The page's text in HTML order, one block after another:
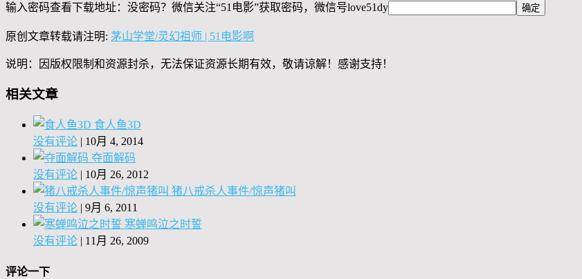
输入密码查看下载地址：没密码？微信关注“51电影”获取密码，微信号love51dy
原创文章转载请注明: 茅山学堂/灵幻祖师 | 51电影啊
说明：因版权限制和资源封杀，无法保证资源长期有效，敬请谅解！感谢支持！
相关文章
食人鱼3D
没有评论 | 10月 4, 2014
夺面解码
没有评论 | 10月 26, 2012
猪八戒杀人事件/惊声猪叫
没有评论 | 9月 6, 2011
寒蝉鸣泣之时誓
没有评论 | 11月 26, 2009
评论一下